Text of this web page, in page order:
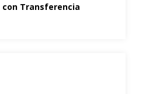
con Transferencia